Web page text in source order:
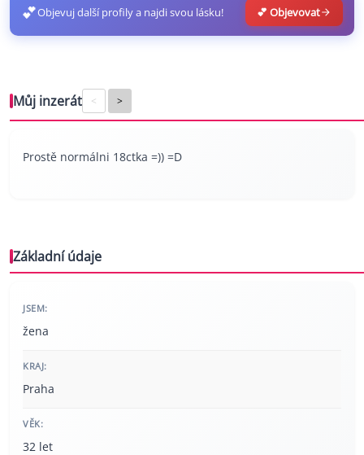
💕Objevuj další profily a najdi svou lásku! 💕 Objevovat
Můj inzerát < >
Prostě normálni 18ctka =)) =D
Základní údaje
JSEM:
žena
KRAJ:
Praha
VĚK:
32 let